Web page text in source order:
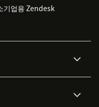
for detailed
기업용 Zendesk